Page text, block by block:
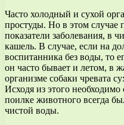
Часто холодный и сухой
простуды. Но в этом случае
показатели заболевания, в
кашель. В случае, если на
воспитанника без воды, то
он часто бывает и летом, в
организме собаки чревата
Исходя из этого
поилке животного всегда
чистой воды.